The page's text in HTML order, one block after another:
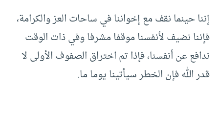
إننا حينما نقف مع إخواننا في ساحات العز والكرامة،
فإننا نضيف لأنفسنا موقفا مشرفا وفي ذات الوقت
ندافع عن أنفسنا، فإذا تم اختراق الصفوف الأولى لا
قدر الله فإن الخطر سيأتينا يوما ما.